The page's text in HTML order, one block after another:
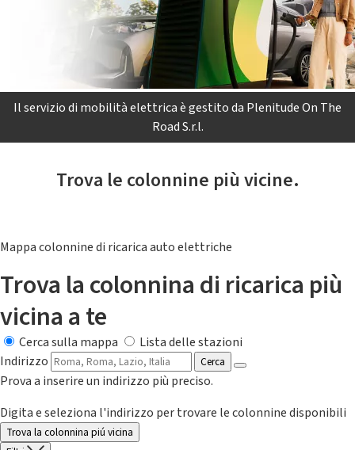
Il servizio di mobilità elettrica è gestito da Plenitude On The
Road S.r.l.
Trova le colonnine più vicine.
Mappa colonnine di ricarica auto elettriche
Trova la colonnina di ricarica più
vicina a te
Cerca sulla mappa
Lista delle stazioni
Indirizzo
Cerca
Prova a inserire un indirizzo più preciso.
Digita e seleziona l'indirizzo per trovare le colonnine disponibili
Trova la colonnina piú vicina